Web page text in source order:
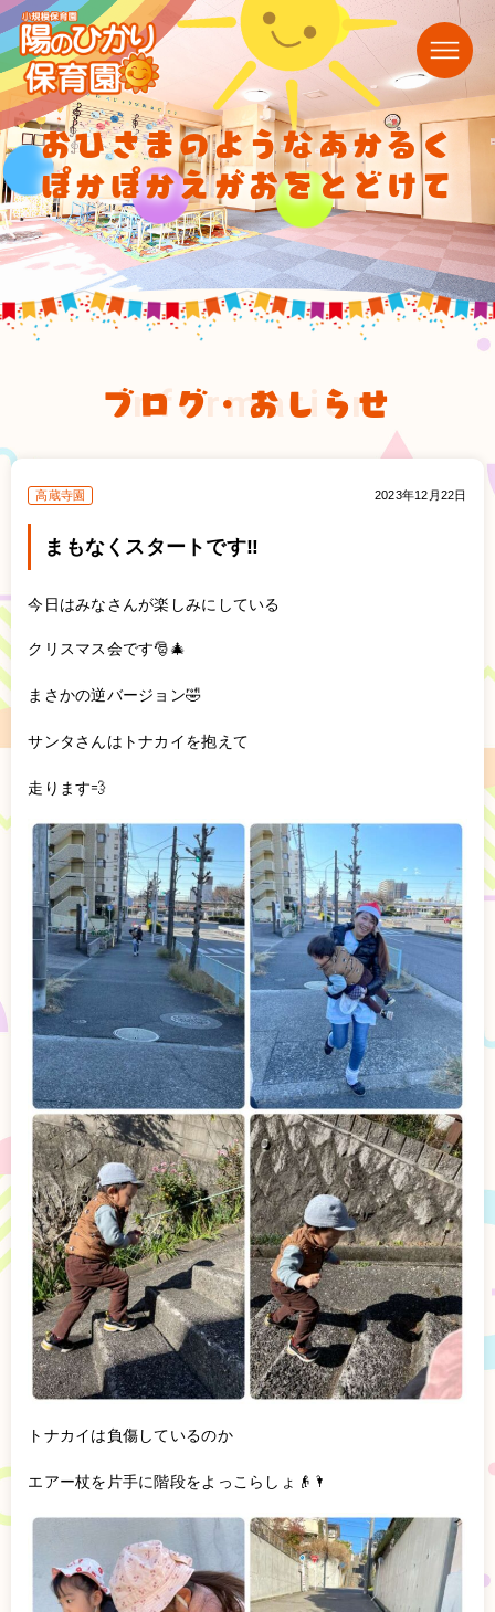
おひさまのようなあかるく
ぽかぽかえがおをとどけて
ブログ・おしらせ
information
高蔵寺園 2023年12月22日
まもなくスタートです‼️
今日はみなさんが楽しみにしている
クリスマス会です🎅🎄
まさかの逆バージョン🤣
サンタさんはトナカイを抱えて
走ります‪💨
トナカイは負傷しているのか
エアー杖を片手に階段をよっこらしょ👴🌂